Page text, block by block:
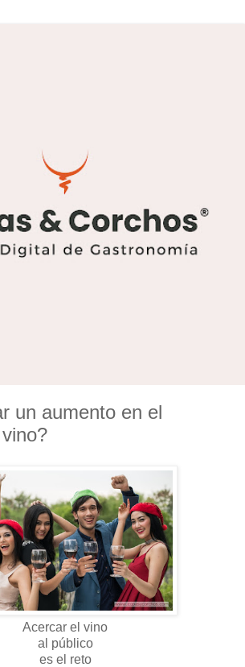
un aumento en el
Acercar el vino
al público
es el reto